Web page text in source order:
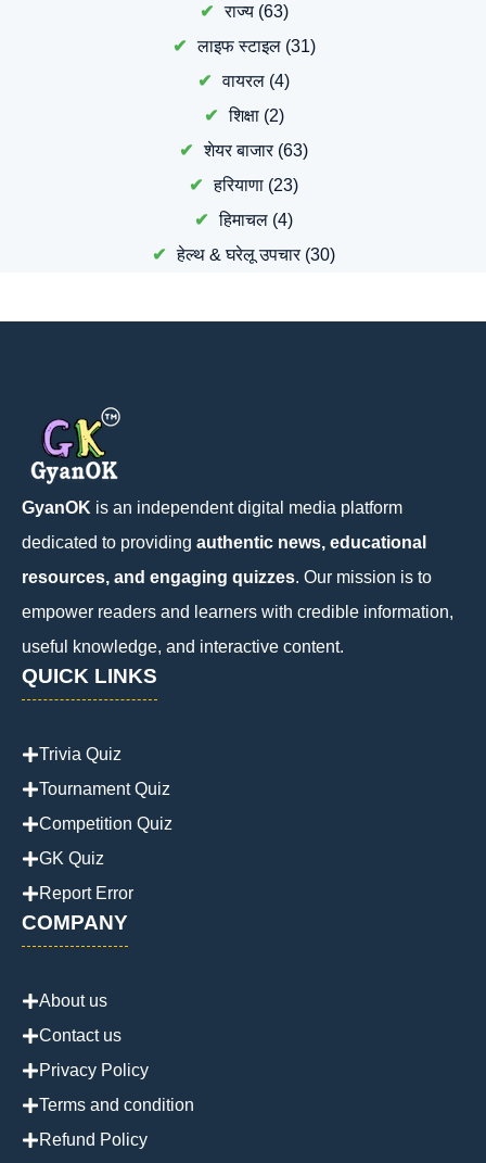
राज्य(63)
लाइफ स्टाइल(31)
वायरल (4)
शिक्षा(2)
शेयर बाजार(63)
हरियाणा (23)
हिमाचल (4)
हेल्थ & घरेलू उपचार(30)
GyanOK is an independent digital media platform
dedicated to providing authentic news, educational
resources, and engaging quizzes. Our mission is to
empower readers and learners with credible information,
useful knowledge, and interactive content.
QUICK LINKS
Trivia Quiz
Tournament Quiz
Competition Quiz
GK Quiz
Report Error
COMPANY
About us
Contact us
Privacy Policy
Terms and condition
Refund Policy